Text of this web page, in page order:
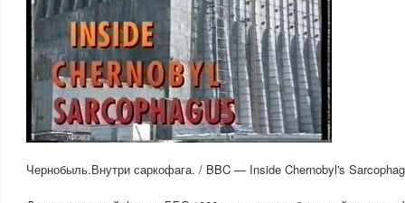
Чернобыль.Внутри саркофага. / BBC — Inside Chernobyl's